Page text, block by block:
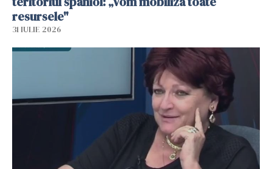
resursele"
31 IULIE 2026